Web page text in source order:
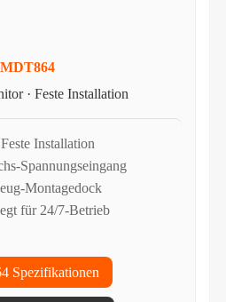
MDT864
· Feste Installation
Installation
Spannungseingang
Montagedock
für 24/7-Betrieb
Spezifikationen